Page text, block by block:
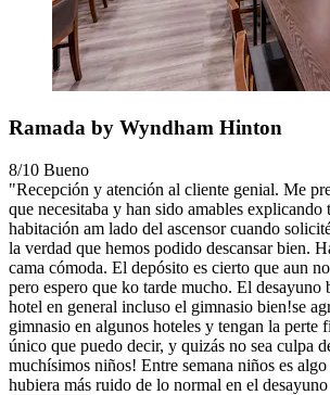
Ramada by Wyndham Hinton
8/10 Bueno
"Recepción y atención al cliente genial. Me
que necesitaba y han sido amables explicando
habitación am lado del ascensor cuando
la verdad que hemos podido descansar bien.
cama cómoda. El depósito es cierto que aun
pero espero que ko tarde mucho. El desayuno
hotel en general incluso el gimnasio bien!se
gimnasio en algunos hoteles y tengan la perte
único que puedo decir, y quizás no sea culpa
muchísimos niños! Entre semana niños es
hubiera más ruido de lo normal en el